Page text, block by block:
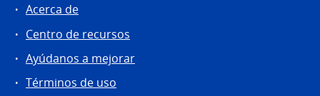
Acerca de
Centro de recursos
Ayúdanos a mejorar
Términos de uso